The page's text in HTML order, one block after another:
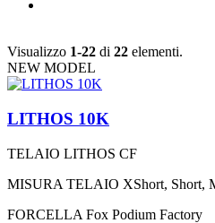
Visualizzo 1-22 di 22 elementi.
NEW MODEL
LITHOS 10K
TELAIO LITHOS CF
MISURA TELAIO XShort, Short,
FORCELLA Fox Podium Factory